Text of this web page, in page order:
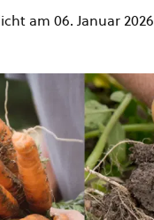
am 06. Januar 2026